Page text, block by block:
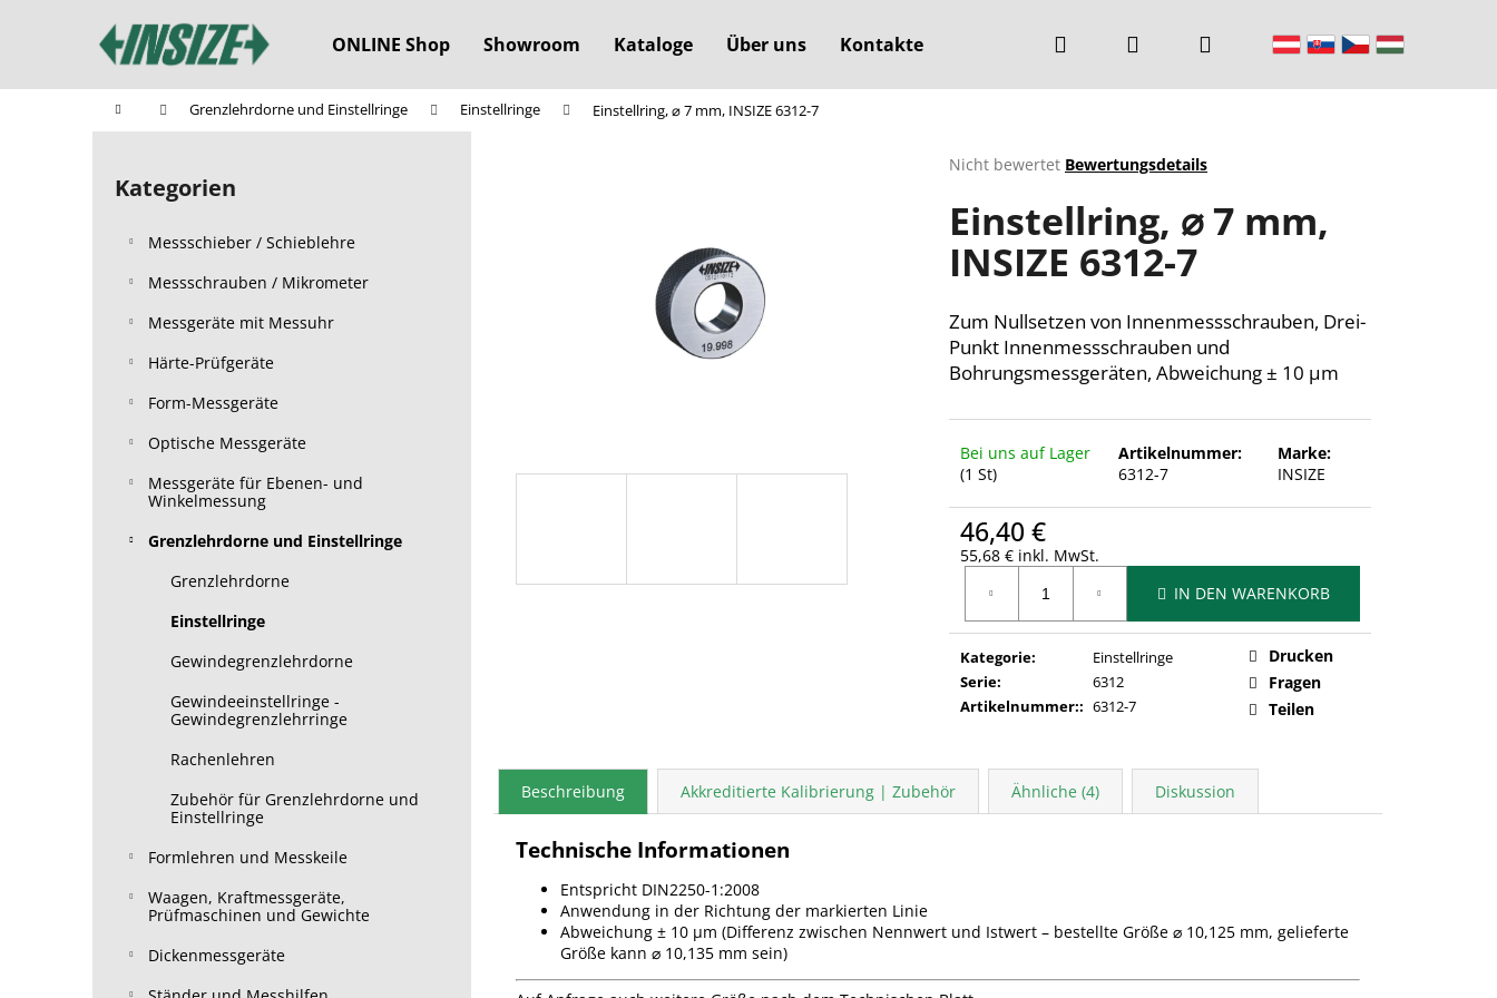
ONLINE Shop Showroom Kataloge Über uns Kontakte Suchen Warenkorb
StartseiteGrenzlehrdorne und Einstellringe Einstellringe Einstellring, ⌀ 7 mm, INSIZE 6312-7
S
Kategorien
überspringen
Kategorien
Messschieber / Schieblehre
Messschrauben / Mikrometer
Messgeräte mit Messuhr
Härte-Prüfgeräte
Form-Messgeräte
Optische Messgeräte
Messgeräte für Ebenen- und
Winkelmessung
Grenzlehrdorne und Einstellringe
Grenzlehrdorne
Einstellringe
Gewindegrenzlehrdorne
Gewindeeinstellringe -
Gewindegrenzlehrringe
Rachenlehren
Zubehör für Grenzlehrdorne und
Einstellringe
Formlehren und Messkeile
Waagen, Kraftmessgeräte,
Prüfmaschinen und Gewichte
Dickenmessgeräte
Die
Produktbewertung
ist
0,0
von
Sternen.
Nicht bewertet Bewertungsdetails
Einstellring, ⌀ 7 mm,
INSIZE 6312-7
Zum Nullsetzen von Innenmessschrauben, Drei-
Punkt Innenmessschrauben und
Bohrungsmessgeräten, Abweichung ± 10 µm
Bei uns auf Lager
(1 St)
Artikelnummer:
6312-7
Marke:
INSIZE
46,40 €
55,68 € inkl. MwSt.
IN DEN WARENKORB
Kategorie:
Einstellringe
Serie:
6312
Artikelnummer:: 6312-7
Drucken
Fragen
Teilen
Beschreibung Akkreditierte Kalibrierung | Zubehör Ähnliche (4) Diskussion
Technische Informationen
Entspricht DIN2250-1:2008
Anwendung in der Richtung der markierten Linie
Abweichung ± 10 µm (Differenz zwischen Nennwert und Istwert – bestellte Größe ⌀ 10,125 mm, gelieferte
Größe kann ⌀ 10,135 mm sein)
e
Zurück
zum
Zurück
zum
Was suchen Sie?
Wir empfehlen